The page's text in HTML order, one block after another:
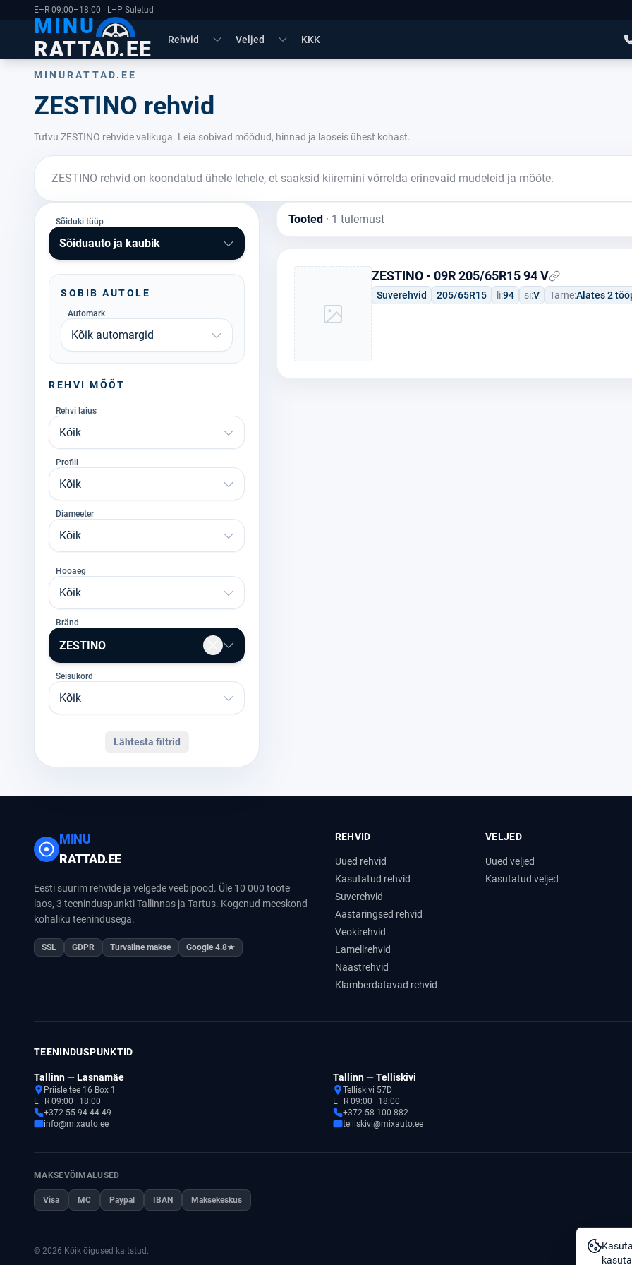
E–R 09:00–18:00 · L–P Suletud
MINU
RATTAD.EE
Rehvid Veljed KKK
MINURATTAD.EE
ZESTINO rehvid
Tutvu ZESTINO rehvide valikuga. Leia sobivad mõõdud, hinnad ja laoseis ühest kohast.
ZESTINO rehvid on koondatud ühele lehele, et saaksid kiiremini võrrelda erinevaid mudeleid ja mõõte.
Sõiduki tüüp
Sõiduauto ja kaubik
SOBIB AUTOLE
Automark
Kõik automargid
REHVI MÕÕT
Rehvi laius
Kõik
Profiil
Kõik
Diameeter
Kõik
Hooaeg
Kõik
Bränd
ZESTINO
Seisukord
Kõik
Lähtesta filtrid
Tooted · 1 tulemust
ZESTINO - 09R 205/65R15 94 V
Suverehvid 205/65R15 li:94 si:V Tarne:Alates 2
MINU
RATTAD.EE
Eesti suurim rehvide ja velgede veebipood. Üle 10 000 toote
laos, 3 teeninduspunkti Tallinnas ja Tartus. Kogenud meeskond
kohaliku teenindusega.
SSL GDPR Turvaline makse Google 4.8★
REHVID
Uued rehvid
Kasutatud rehvid
Suverehvid
Aastaringsed rehvid
Veokirehvid
Lamellrehvid
Naastrehvid
Klamberdatavad rehvid
VELJED
Uued veljed
Kasutatud veljed
TEENINDUSPUNKTID
Tallinn — Lasnamäe
Priisle tee 16 Box 1
E–R 09:00–18:00
+372 55 94 44 49
info@mixauto.ee
Tallinn — Telliskivi
Telliskivi 57D
E–R 09:00–18:00
+372 58 100 882
telliskivi@mixauto.ee
MAKSEVÕIMALUSED
Visa MC Paypal IBAN Maksekeskus
© 2026 Kõik õigused kaitstud.